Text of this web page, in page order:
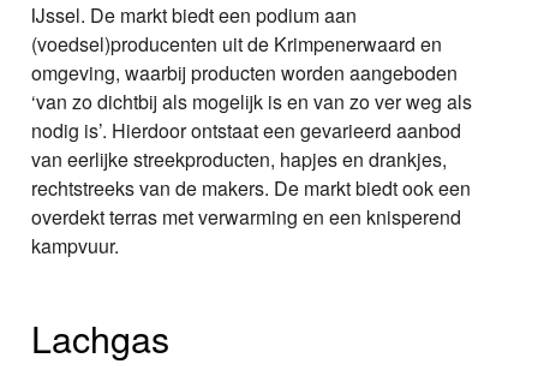
IJssel. De markt biedt een podium aan
(voedsel)producenten uit de Krimpenerwaard en
omgeving, waarbij producten worden aangeboden
‘van zo dichtbij als mogelijk is en van zo ver weg als
nodig is’. Hierdoor ontstaat een gevarieerd aanbod
van eerlijke streekproducten, hapjes en drankjes,
rechtstreeks van de makers. De markt biedt ook een
overdekt terras met verwarming en een knisperend
kampvuur.
Lachgas